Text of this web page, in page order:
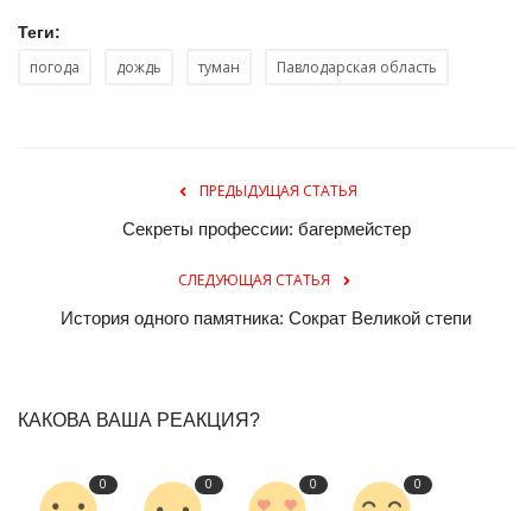
Теги:
погода дождь туман Павлодарская область
ПРЕДЫДУЩАЯ СТАТЬЯ
Секреты профессии: багермейстер
СЛЕДУЮЩАЯ СТАТЬЯ
История одного памятника: Сократ Великой степи
КАКОВА ВАША РЕАКЦИЯ?
0 0 0 0